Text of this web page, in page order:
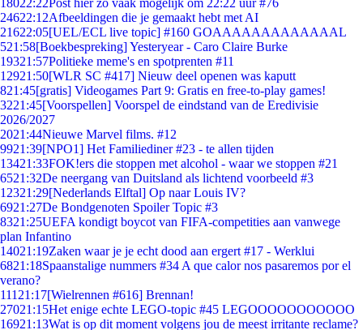
18022:22Post hier zo vaak mogelijk om 22:22 uur #76
24622:12Afbeeldingen die je gemaakt hebt met AI
21622:05[UEL/ECL live topic] #160 GOAAAAAAAAAAAAAL
521:58[Boekbespreking] Yesteryear - Caro Claire Burke
19321:57Politieke meme's en spotprenten #11
12921:50[WLR SC #417] Nieuw deel openen was kaputt
821:45[gratis] Videogames Part 9: Gratis en free-to-play games!
3221:45[Voorspellen] Voorspel de eindstand van de Eredivisie
2026/2027
2021:44Nieuwe Marvel films. #12
9921:39[NPO1] Het Familiediner #23 - te allen tijden
13421:33FOK!ers die stoppen met alcohol - waar we stoppen #21
6521:32De neergang van Duitsland als lichtend voorbeeld #3
12321:29[Nederlands Elftal] Op naar Louis IV?
6921:27De Bondgenoten Spoiler Topic #3
8321:25UEFA kondigt boycot van FIFA-competities aan vanwege
plan Infantino
14021:19Zaken waar je je echt dood aan ergert #17 - Werklui
6821:18Spaanstalige nummers #34 A que calor nos pasaremos por el
verano?
111 21:17[Wielrennen #616] Brennan!
27021:15Het enige echte LEGO-topic #45 LEGOOOOOOOOOOO
16921:13Wat is op dit moment volgens jou de meest irritante reclame?